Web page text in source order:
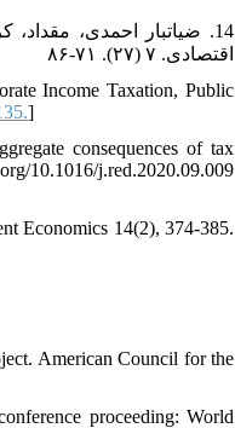
اقتصادی. ۷ (۲۷). ۷۱-۸۶
Income Taxation, Public
]
consequences of tax
j.red.2020.09.009
Economics 14(2), 374-385.
American Council for the
proceeding: World